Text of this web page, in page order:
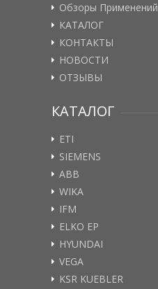
Обзоры Применений
КАТАЛОГ
КОНТАКТЫ
НОВОСТИ
ОТЗЫВЫ
КАТАЛОГ
ETI
SIEMENS
ABB
WIKA
IFM
ELKO EP
HYUNDAI
VEGA
KSR KUEBLER